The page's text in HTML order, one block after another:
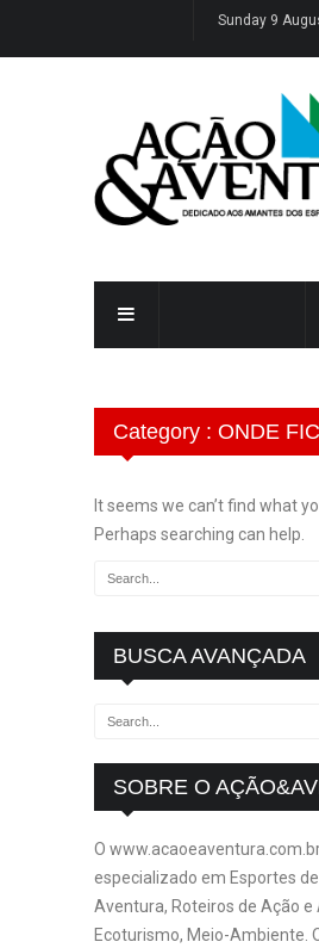
Sunday 9
Category : ONDE
It seems we can’t find what
Perhaps searching can help.
BUSCA AVANÇADA
SOBRE O
O
especializado em Esportes
Aventura, Roteiros de Ação e
Ecoturismo, Meio-Ambiente.